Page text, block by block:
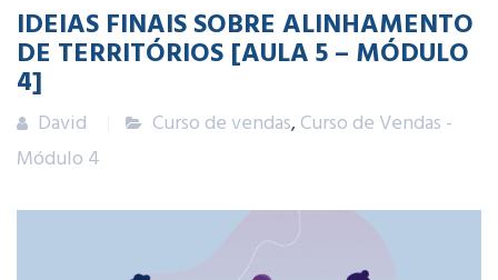
IDEIAS FINAIS SOBRE ALINHAMENTO
DE TERRITÓRIOS [AULA 5 – MÓDULO
4]
David Curso de vendas,Curso de Vendas -
Módulo 4